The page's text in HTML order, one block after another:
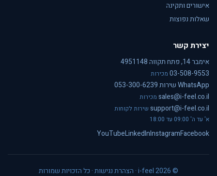
אישורים ותקינה
שאלות נפוצות
יצירת קשר
אימבר 14, פתח תקווה 4951148
03-508-9553 מכירות
WhatsApp שירות 053-300-6239
sales@i-feel.co.il מכירות
support@i-feel.co.il שירות לקוחות
א' עד ה' 09:00 עד 18:00
Facebook
Instagram
LinkedIn
YouTube
© i-feel 2026 · הצהרת נגישות· כל הזכויות שמורות